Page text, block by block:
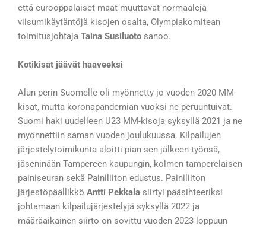
että eurooppalaiset maat muuttavat normaaleja
viisumikäytäntöjä kisojen osalta, Olympiakomitean
toimitusjohtaja Taina Susiluoto sanoo.
Kotikisat jäävät haaveeksi
Alun perin Suomelle oli myönnetty jo vuoden 2020 MM-
kisat, mutta koronapandemian vuoksi ne peruuntuivat.
Suomi haki uudelleen U23 MM-kisoja syksyllä 2021 ja ne
myönnettiin saman vuoden joulukuussa. Kilpailujen
järjestelytoimikunta aloitti pian sen jälkeen työnsä,
jäseninään Tampereen kaupungin, kolmen tamperelaisen
painiseuran sekä Painiliiton edustus. Painiliiton
järjestöpäällikkö Antti Pekkala siirtyi pääsihteeriksi
johtamaan kilpailujärjestelyjä syksyllä 2022 ja
määräaikainen siirto on sovittu vuoden 2023 loppuun